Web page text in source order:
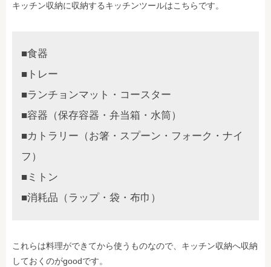
キッチン収納に収納するキッチンツールはこちらです。
■食器
■トレー
■ランチョンマット・コースター
■容器（保存容器・弁当箱・水筒）
■カトラリー（お箸・スプーン・フォーク・ナイ
フ）
■ミトン
■消耗品（ラップ・袋・布巾）
これらは料理ができてから使うものなので、キッチン収納へ収納
しておくのがgoodです。